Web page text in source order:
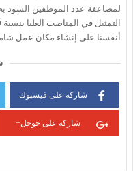
أنفسنا على إنشاء مكان عمل
شاركه على فيسبوك
شاركه على جوجل+